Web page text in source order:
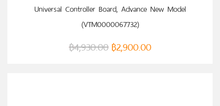
Universal Controller Board, Advance New Model
(VTM0000067732)
฿4,930.00 ฿2,900.00